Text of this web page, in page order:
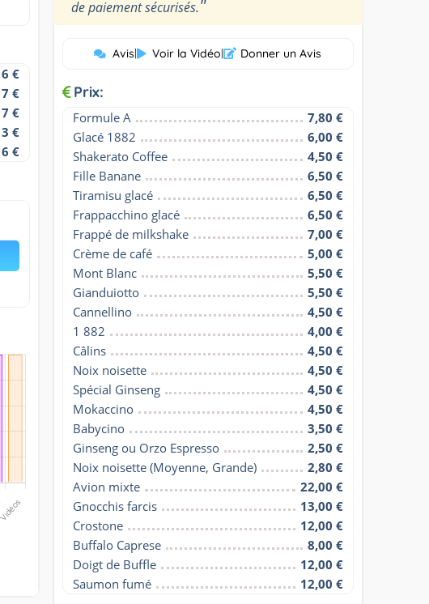
6 €
7 €
7 €
3 €
6 €
de paiement sécurisés.
Avis| Voir la Vidéo| Donner un Avis
Prix:
Formule A
7,80 €
Glacé 1882
6,00 €
Shakerato Coffee
4,50 €
Fille Banane
6,50 €
Tiramisu glacé
6,50 €
Frappacchino glacé
6,50 €
Frappé de milkshake
7,00 €
Crème de café
5,00 €
Mont Blanc
5,50 €
Gianduiotto
5,50 €
Cannellino
4,50 €
1 882
4,00 €
Câlins
4,50 €
Noix noisette
4,50 €
Spécial Ginseng
4,50 €
Mokaccino
4,50 €
Babycino
3,50 €
Ginseng ou Orzo Espresso
2,50 €
Noix noisette (Moyenne, Grande)
2,80 €
Avion mixte
22,00 €
Gnocchis farcis
13,00 €
Crostone
12,00 €
Buffalo Caprese
8,00 €
Doigt de Buffle
12,00 €
Saumon fumé
12,00 €